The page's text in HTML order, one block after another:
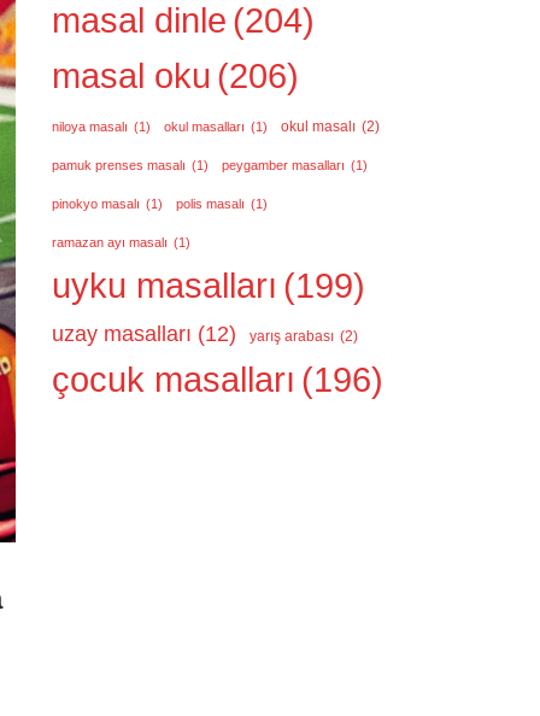
masal dinle (204)
masal oku (206)
niloya masalı (1) okul masalları (1) okul masalı (2)
pamuk prenses masalı (1) peygamber masalları (1)
pinokyo masalı (1) polis masalı (1)
ramazan ayı masalı (1)
uyku masalları (199)
uzay masalları (12) yarış arabası (2)
çocuk masalları (196)